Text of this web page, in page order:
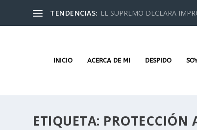
TENDENCIAS: EL SUPREMO DECLARA
INICIO ACERCA DE MI DESPIDO
ETIQUETA: PROTECCIÓN